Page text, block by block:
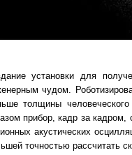
установки для
чудом.
толщины
прибор, кадр за
акустических
точностью рассчитать